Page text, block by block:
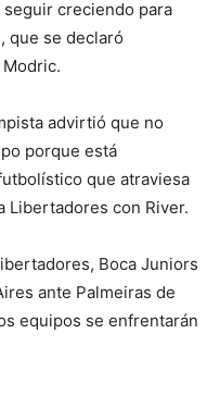
seguir creciendo para
que se declaró
advirtió que no
porque está
que atraviesa
Libertadores con River.
Boca Juniors
ante Palmeiras de
equipos se enfrentarán